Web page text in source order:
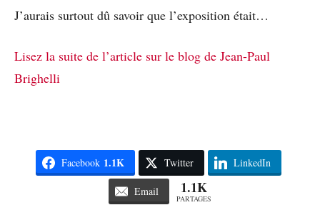
J’aurais surtout dû savoir que l’exposition était…
Lisez la suite de l’article sur le blog de Jean-Paul
Brighelli
Facebook 1.1K Twitter LinkedIn
Email 1.1K
PARTAGES